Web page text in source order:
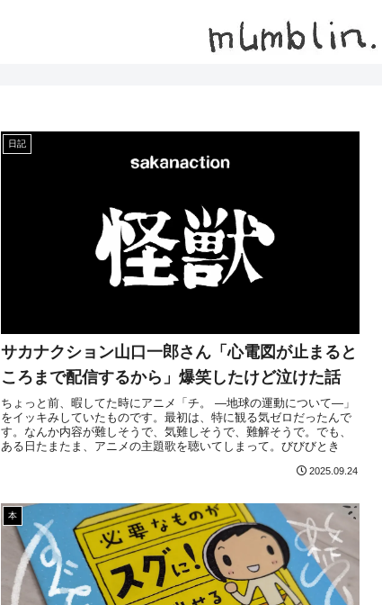
日記
サカナクション山口一郎さん「心電図が止まると
ころまで配信するから」爆笑したけど泣けた話
ちょっと前、暇してた時にアニメ「チ。 ―地球の運動について―」
をイッキみしていたものです。最初は、特に観る気ゼロだったんで
す。なんか内容が難しそうで、気難しそうで、難解そうで。でも、
ある日たまたま、アニメの主題歌を聴いてしまって。びびびとき
2025.09.24
本